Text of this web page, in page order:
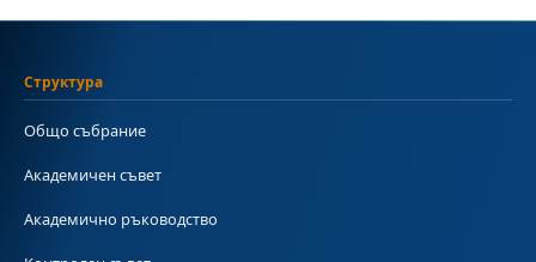
Структура
Общо събрание
Академичен съвет
Академично ръководство